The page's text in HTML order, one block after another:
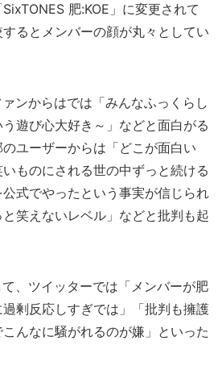
肥:KOE」に変更されて
るとメンバーの顔が丸々としてい
ンからはでは「みんなふっくらし
遊び心大好き～」などと面白がる
ユーザーからは「どこが面白い
ものにされる世の中ずっと続ける
式でやったという事実が信じられ
笑えないレベル」などと批判も起
、ツイッターでは「メンバーが肥
剰反応しすぎでは」「批判も擁護
んなに騒がれるのが嫌」といった